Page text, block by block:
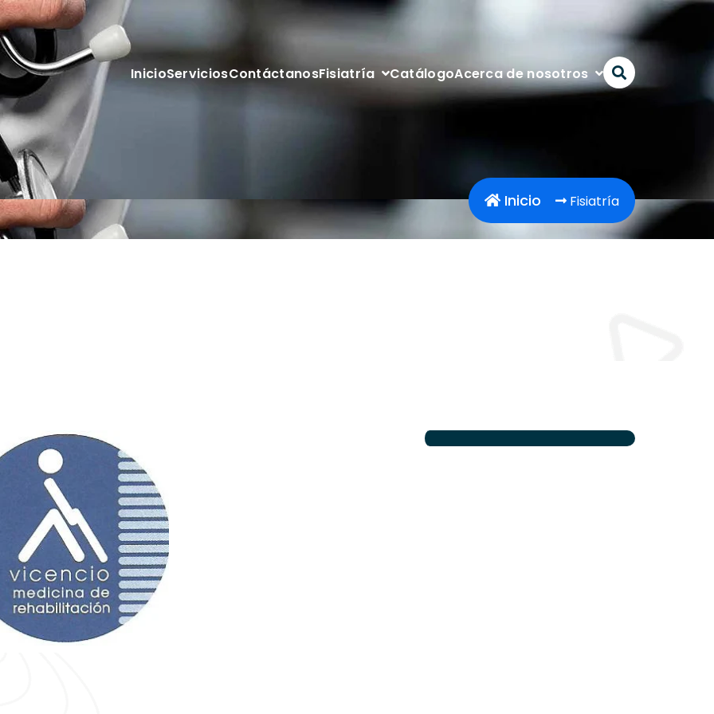
InicioServiciosContáctanosFisiatría CatálogoAcerca de nosotros
Inicio Fisiatría